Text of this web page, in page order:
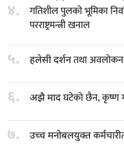
४.
गतिशील पुलको भूमिका
परराष्ट्रमन्त्री खनाल
५. हलेसी दर्शनतथा अवलोकन
६. अझै मादघटेको छैन, कृष्ण
७. उच्च मनोबलयुक्त